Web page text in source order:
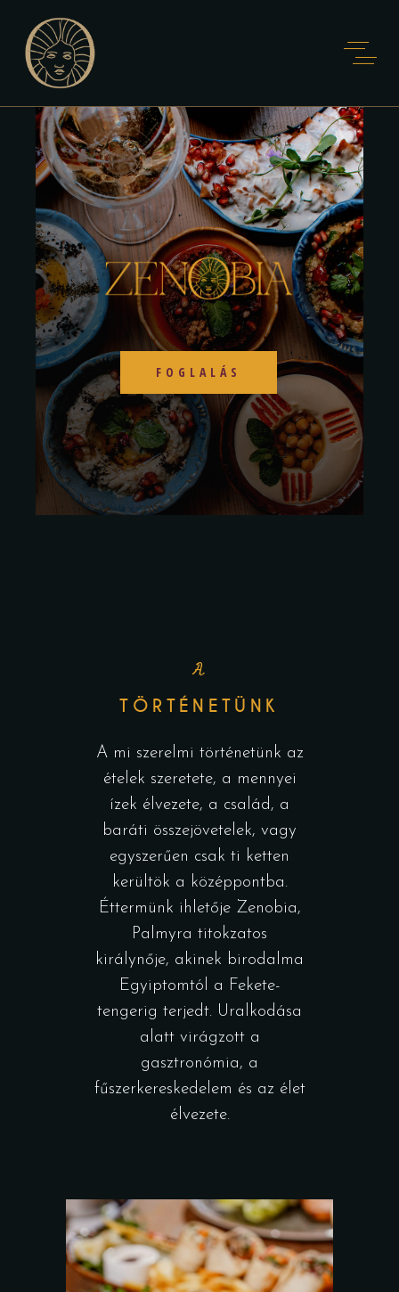
FOGLALÁS
A
TÖRTÉNETÜNK
A mi szerelmi történetünk az
ételek szeretete, a mennyei
ízek élvezete, a család, a
baráti összejövetelek, vagy
egyszerűen csak ti ketten
kerültök a középpontba.
Éttermünk ihletője Zenobia,
Palmyra titokzatos
királynője, akinek birodalma
Egyiptomtól a Fekete-
tengerig terjedt. Uralkodása
alatt virágzott a
gasztronómia, a
fűszerkereskedelem és az élet
élvezete.